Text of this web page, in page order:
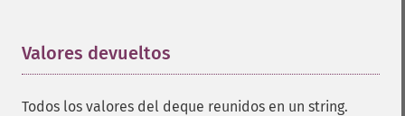
Valores devueltos
Todos los valores del deque reunidos en un string.